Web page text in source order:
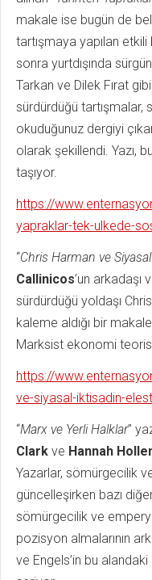
makale ise bugün de
tartışmaya yapılan
sonra yurtdışında
Tarkan ve Dilek Fırat
sürdürdüğü tartışmalar,
okuduğunuz dergiyi
olarak şekillendi. Yazı,
taşıyor.
https://
yapraklar-tek-ulkede-
“Chris Harman ve
Callinicos’un
sürdürdüğü yoldaşı
kaleme aldığı bir
Marksist ekonomi
https://
ve-siyasal-iktisadin-
“Marx ve Yerli Halklar”
Clark ve Hannah
Yazarlar, sömürgecilik
güncelleşirken bazı
sömürgecilik ve
pozisyon almalarının
ve Engels’in bu